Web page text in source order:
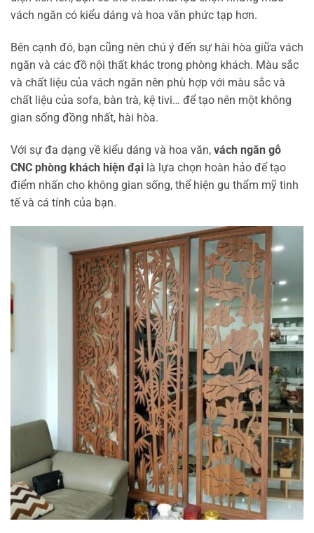
vách ngăn có kiểu dáng và hoa văn phức tạp hơn.
Bên cạnh đó, bạn cũng nên chú ý đến sự hài hòa giữa vách
ngăn và các đồ nội thất khác trong phòng khách. Màu sắc
và chất liệu của vách ngăn nên phù hợp với màu sắc và
chất liệu của sofa, bàn trà, kệ tivi… để tạo nên một không
gian sống đồng nhất, hài hòa.
Với sự đa dạng về kiểu dáng và hoa văn, vách ngăn gỗ
CNC phòng khách hiện đại là lựa chọn hoàn hảo để tạo
điểm nhấn cho không gian sống, thể hiện gu thẩm mỹ tinh
tế và cá tính của bạn.